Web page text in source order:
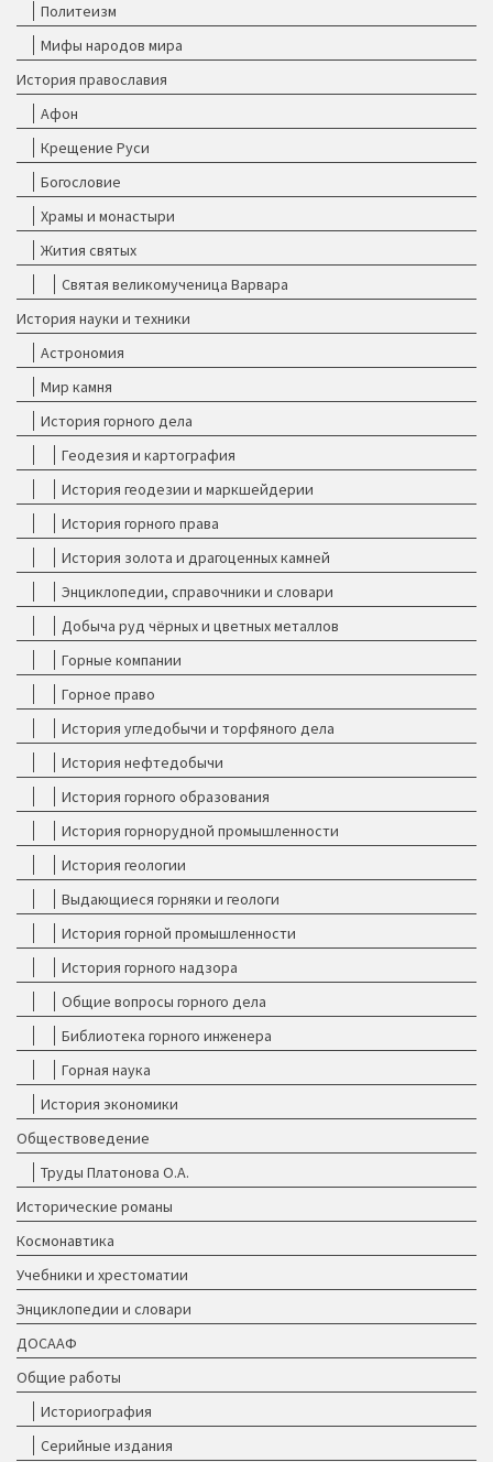
Политеизм
Мифы народов мира
История православия
Афон
Крещение Руси
Богословие
Храмы и монастыри
Жития святых
Святая великомученица Варвара
История науки и техники
Астрономия
Мир камня
История горного дела
Геодезия и картография
История геодезии и маркшейдерии
История горного права
История золота и драгоценных камней
Энциклопедии, справочники и словари
Добыча руд чёрных и цветных металлов
Горные компании
Горное право
История угледобычи и торфяного дела
История нефтедобычи
История горного образования
История горнорудной промышленности
История геологии
Выдающиеся горняки и геологи
История горной промышленности
История горного надзора
Общие вопросы горного дела
Библиотека горного инженера
Горная наука
История экономики
Обществоведение
Труды Платонова О.А.
Исторические романы
Космонавтика
Учебники и хрестоматии
Энциклопедии и словари
ДОСААФ
Общие работы
Историография
Серийные издания